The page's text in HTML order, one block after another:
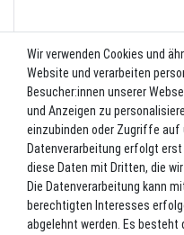
Wir verwenden Cookies und
Website und verarbeiten
Besucher:innen unserer
und Anzeigen zu
einzubinden oder Zugriffe auf
Datenverarbeitung erfolgt
diese Daten mit Dritten, die
Die Datenverarbeitung kann
berechtigten Interesses
abgelehnt werden. Es besteht